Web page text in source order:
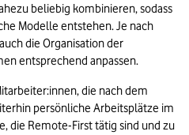
beliebig kombinieren, sodass
Modelle entstehen. Je nach
die Organisation der
entsprechend anpassen.
die nach dem
persönliche Arbeitsplätze im
die Remote-First tätig sind und zu